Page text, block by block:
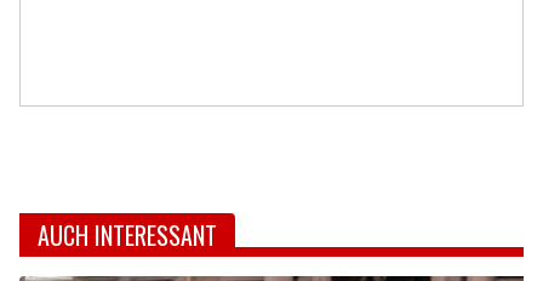
AUCH INTERESSANT